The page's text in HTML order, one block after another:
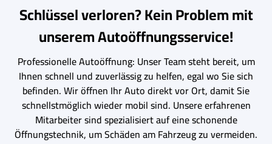
Schlüssel verloren? Kein Problem mit
unserem Autoöffnungsservice!
Professionelle Autoöffnung: Unser Team steht bereit, um
Ihnen schnell und zuverlässig zu helfen, egal wo Sie sich
befinden. Wir öffnen Ihr Auto direkt vor Ort, damit Sie
schnellstmöglich wieder mobil sind. Unsere erfahrenen
Mitarbeiter sind spezialisiert auf eine schonende
Öffnungstechnik, um Schäden am Fahrzeug zu vermeiden.